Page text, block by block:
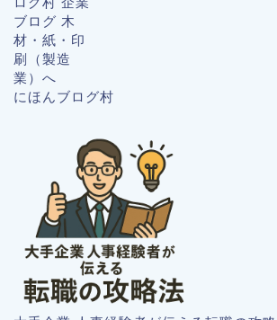
にほんブログ村